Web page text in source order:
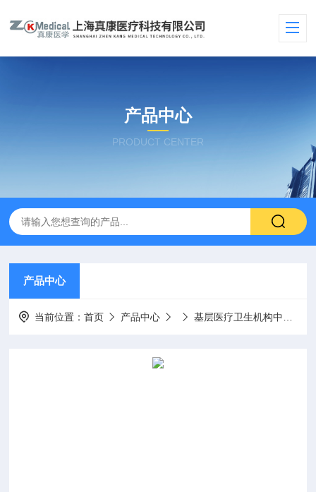
产品中心
PRODUCT CENTER
产品中心
当前位置：首页 产品中心 基层医疗卫生机构中医诊疗区（中医馆）服务能力建设项目